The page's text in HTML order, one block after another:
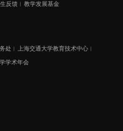
反馈 教学发展基金
处
上海交通大学教育技术中心
学术年会